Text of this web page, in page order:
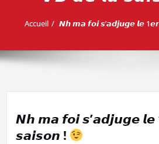
Accueil 𝙉𝙝 𝙢𝙖 𝙛𝙤𝙞 𝙨’𝙖𝙙𝙟𝙪𝙜𝙚 𝙡𝙚
𝙉𝙝 𝙢𝙖 𝙛𝙤𝙞 𝙨’𝙖𝙙𝙟𝙪𝙜𝙚
𝙨𝙖𝙞𝙨𝙤𝙣 !